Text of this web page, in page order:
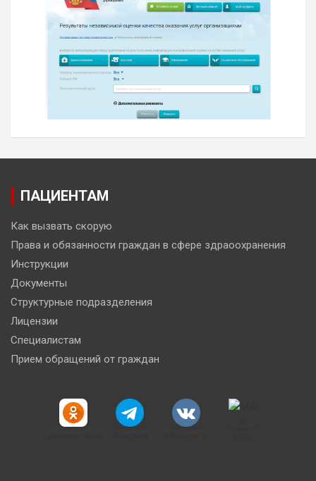
ПАЦИЕНТАМ
Как вызвать скорую
Права и обязанности граждан в сфере здраоохранения
Инструкции
Документы
Структурные подразделения
Лицензии
Специалистам
Прием обращений от граждан